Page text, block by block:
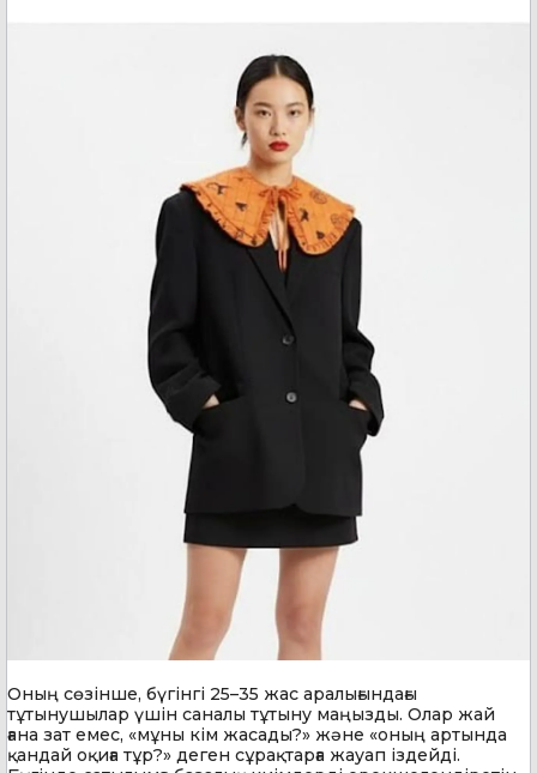
Оның сөзінше, бүгінгі 25–35 жас аралығындағы
тұтынушылар үшін саналы тұтыну маңызды. Олар жай
ғана зат емес, «мұны кім жасады?» және «оның артында
қандай оқиға тұр?» деген сұрақтарға жауап іздейді.